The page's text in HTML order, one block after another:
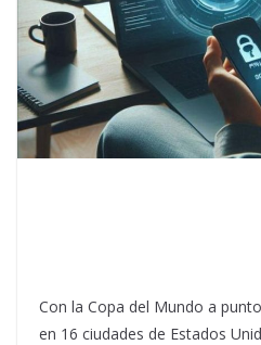
Con la Copa del Mundo a
en 16 ciudades de Estados